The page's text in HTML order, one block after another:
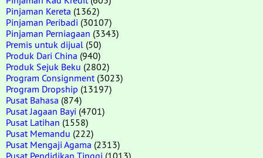
Pinjaman Kereta (1362)
Pinjaman Peribadi (30107)
Pinjaman Perniagaan (3343)
Premis untuk dijual (50)
Produk Dari China (940)
Produk Sejuk Beku (2802)
Program Consignment (3023)
Program Dropship (13197)
Pusat Bahasa (874)
Pusat Jagaan Bayi (4701)
Pusat Latihan (1558)
Pusat Memandu (222)
Pusat Mengaji Agama (2313)
Pusat Pendidikan Tinggi (1013)